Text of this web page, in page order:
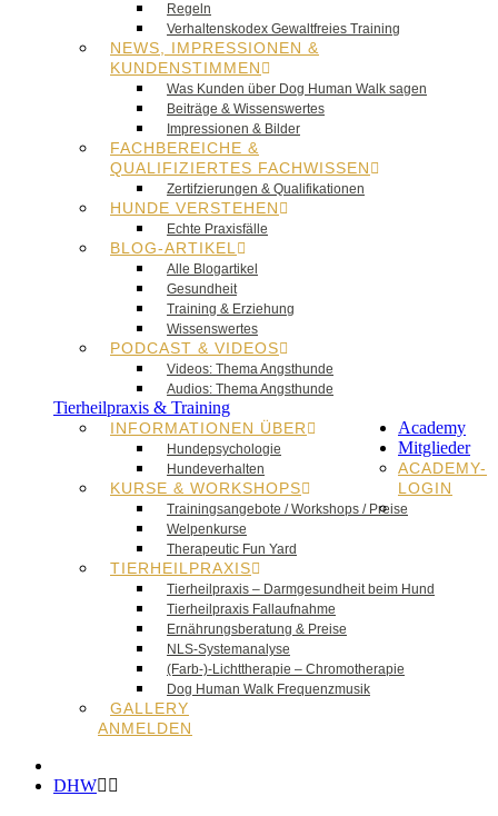
Regeln
Verhaltenskodex Gewaltfreies Training
NEWS, IMPRESSIONEN &
KUNDENSTIMMEN
Was Kunden über Dog Human Walk sagen
Beiträge & Wissenswertes
Impressionen & Bilder
FACHBEREICHE &
QUALIFIZIERTES FACHWISSEN
Zertifzierungen & Qualifikationen
HUNDE VERSTEHEN
Echte Praxisfälle
BLOG-ARTIKEL
Alle Blogartikel
Gesundheit
Training & Erziehung
Wissenswertes
PODCAST & VIDEOS
Videos: Thema Angsthunde
Audios: Thema Angsthunde
Tierheilpraxis & Training
INFORMATIONEN ÜBER
Hundepsychologie
Hundeverhalten
KURSE & WORKSHOPS
Trainingsangebote / Workshops / Preise
Welpenkurse
Therapeutic Fun Yard
TIERHEILPRAXIS
Tierheilpraxis – Darmgesundheit beim Hund
Tierheilpraxis Fallaufnahme
Ernährungsberatung & Preise
NLS-Systemanalyse
(Farb-)-Lichttherapie – Chromotherapie
Dog Human Walk Frequenzmusik
GALLERY
Academy
Mitglieder
ACADEMY-
LOGIN
ANMELDEN
DHW